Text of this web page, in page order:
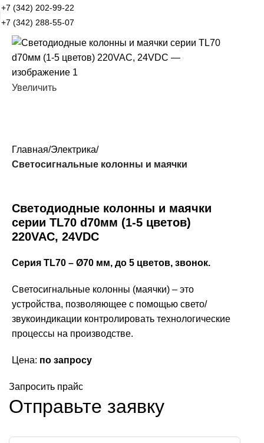
+7 (342) 202-99-22
+7 (342) 288-55-07
Увеличить
Главная Электрика
Светосигнальные колонны и маячки
Светодиодные колонны и маячки
серии TL70 d70мм (1-5 цветов)
220VAC, 24VDC
Серия TL70 – Ø70 мм, до 5 цветов, звонок.
Светосигнальные колонны (маячки) – это
устройства, позволяющее с помощью свето/
звукоиндикации контролировать технологические
процессы на производстве.
Цена: по запросу
Запросить прайс
Отправьте заявку